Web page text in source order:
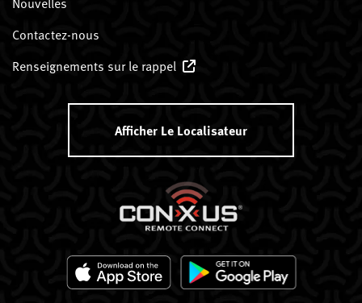
Contactez-nous
Renseignements sur le rappel
Afficher Le Localisateur